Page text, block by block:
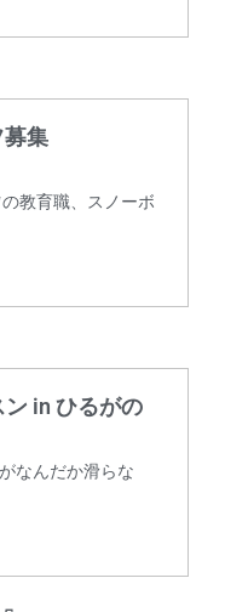
集
教育職、スノーボ
in ひるがの
なんだか滑らな